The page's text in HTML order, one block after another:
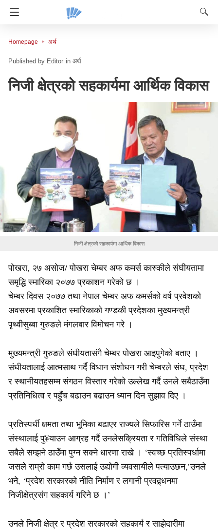
Homepage अर्थ
Editor in अर्थ
निजी क्षेत्रको सहकार्यमा आर्थिक विकास
निजी क्षेत्रको सहकार्यमा आर्थिक विकास
पोखरा, २७ असोज/ पोखरा चेम्बर अफ कमर्स कास्कीले संघीयतामा
समृद्धि स्मारिका २०७७ प्रकाशन गरेको छ ।
चेम्बर दिवस २०७७ तथा नेपाल चेम्बर अफ कमर्सको वर्ष प्रवेशको
अवसरमा प्रकाशित स्मारिकाको गण्डकी प्रदेशका मुख्यमन्त्री
पृथ्वीसुब्बा गुरुङले मंगलबार विमोचन गरे ।
मुख्यमन्त्री गुरुङले संघीयतासंगै चेम्बर पोखरा आइपुगेको बताए ।
संघीयतालाई आत्मसाथ गर्दै विधान संशोधन गरी चेम्बरले संघ, प्रदेश
र स्थानीयतहसम्म संगठन विस्तार गरेको उल्लेख गर्दै उनले सबैठाउँमा
प्रतिनिधित्व र पहुँच बढाउन बढाउन ध्यान दिन सुझाव दिए ।
प्रतिस्पर्धी क्षमता तथा भूमिका बढाएर राज्यले सिफारिस गर्ने ठाउँमा
संस्थालाई पु¥याउन आग्रह गर्दै उनलेसक्रियता र गतिविधिले संस्था
सबैले सम्झने ठाउँमा पुग्न सक्ने धारणा राखे । ‘स्वच्छ प्रतिस्पर्धामा
जसले राम्रो काम गर्छ उसलाई उद्योगी व्यवसायीले पत्याउछन,’उनले
भने, ‘प्रदेश सरकारको नीति निर्माण र लगानी प्रवद्र्धनमा
निजीक्षेत्रसंग सहकार्य गरिने छ ।’
उनले निजी क्षेत्र र प्रदेश सरकारको सहकार्य र साझेदारीमा